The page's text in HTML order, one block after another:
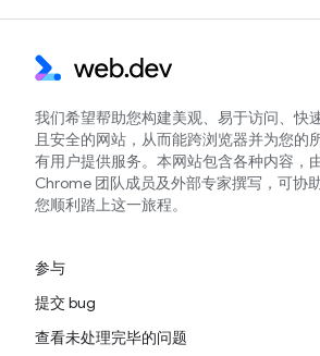
我们希望帮助您构建美观、易于访问、快
且安全的网站，从而能跨浏览器并为您的
有用户提供服务。本网站包含各种内容，
Chrome 团队成员及外部专家撰写，可协
您顺利踏上这一旅程。
参与
提交 bug
查看未处理完毕的问题